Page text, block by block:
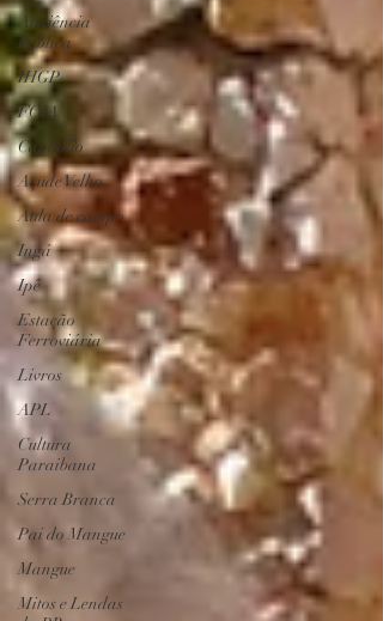
Audiência
Pública
IHGP
FCJA
Capitólio
Açude Velho
Aula de campo
Ingá
Ipê
Estação
Ferroviária
Livros
APL
Cultura
Paraibana
Serra Branca
Pai do Mangue
Mangue
Mitos e Lendas